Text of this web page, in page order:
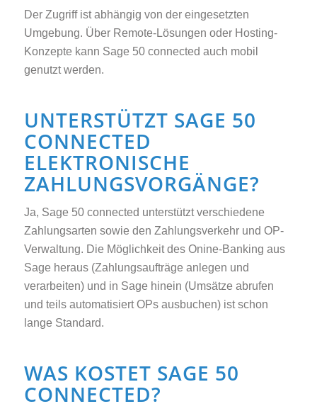
Der Zugriff ist abhängig von der eingesetzten
Umgebung. Über Remote-Lösungen oder Hosting-
Konzepte kann Sage 50 connected auch mobil
genutzt werden.
UNTERSTÜTZT SAGE 50
CONNECTED
ELEKTRONISCHE
ZAHLUNGSVORGÄNGE?
Ja, Sage 50 connected unterstützt verschiedene
Zahlungsarten sowie den Zahlungsverkehr und OP-
Verwaltung. Die Möglichkeit des Onine-Banking aus
Sage heraus (Zahlungsaufträge anlegen und
verarbeiten) und in Sage hinein (Umsätze abrufen
und teils automatisiert OPs ausbuchen) ist schon
lange Standard.
WAS KOSTET SAGE 50
CONNECTED?